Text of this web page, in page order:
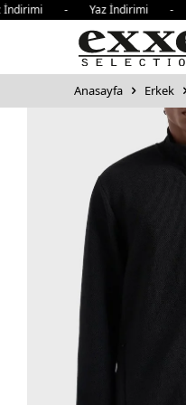
- Yaz İndirimi -
Anasayfa Erkek